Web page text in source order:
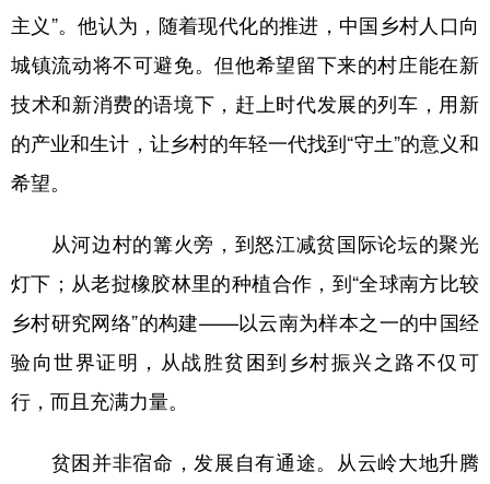
主义”。他认为，随着现代化的推进，中国乡村人口向
城镇流动将不可避免。但他希望留下来的村庄能在新
技术和新消费的语境下，赶上时代发展的列车，用新
的产业和生计，让乡村的年轻一代找到“守土”的意义和
希望。
从河边村的篝火旁，到怒江减贫国际论坛的聚光
灯下；从老挝橡胶林里的种植合作，到“全球南方比较
乡村研究网络”的构建——以云南为样本之一的中国经
验向世界证明，从战胜贫困到乡村振兴之路不仅可
行，而且充满力量。
贫困并非宿命，发展自有通途。从云岭大地升腾